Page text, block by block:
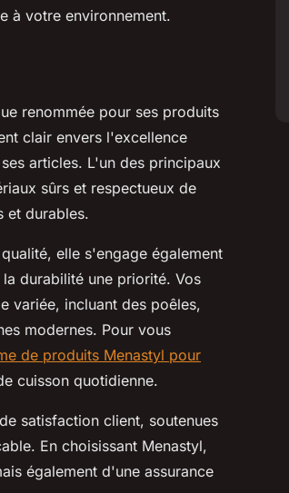
à votre environnement.
renommée pour ses produits
clair envers l'excellence
articles. L'un des principaux
sûrs et respectueux de
et durables.
elle s'engage également
durabilité une priorité. Vos
variée, incluant des poêles,
modernes. Pour vous
de produits Menastyl pour
cuisson quotidienne.
satisfaction client, soutenues
En choisissant Menastyl,
également d'une assurance